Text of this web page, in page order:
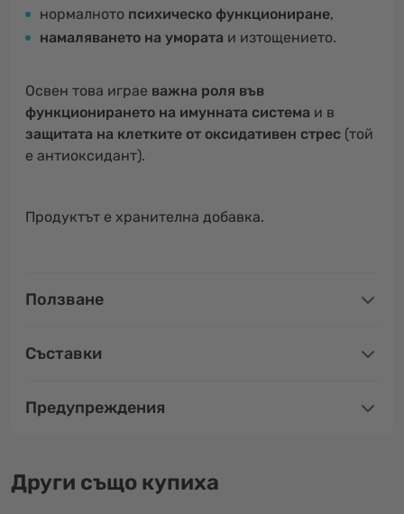
нормалното психическо функциониране,
намаляването на умората и изтощението.
Освен това играе важна роля във
функционирането на имунната система и в
защитата на клетките от оксидативен стрес (той
е антиоксидант).
Продуктът е хранителна добавка.
Ползване
Съставки
Предупреждения
Други също купиха